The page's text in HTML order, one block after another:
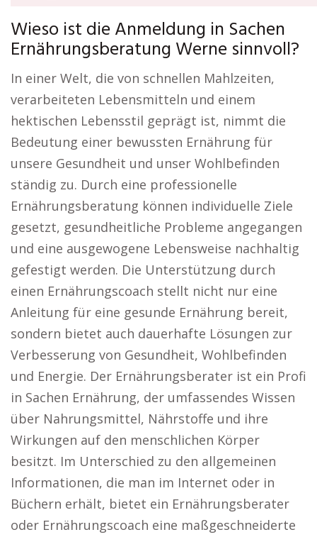
Wieso ist die Anmeldung in Sachen
Ernährungsberatung Werne sinnvoll?
In einer Welt, die von schnellen Mahlzeiten,
verarbeiteten Lebensmitteln und einem
hektischen Lebensstil geprägt ist, nimmt die
Bedeutung einer bewussten Ernährung für
unsere Gesundheit und unser Wohlbefinden
ständig zu. Durch eine professionelle
Ernährungsberatung können individuelle Ziele
gesetzt, gesundheitliche Probleme angegangen
und eine ausgewogene Lebensweise nachhaltig
gefestigt werden. Die Unterstützung durch
einen Ernährungscoach stellt nicht nur eine
Anleitung für eine gesunde Ernährung bereit,
sondern bietet auch dauerhafte Lösungen zur
Verbesserung von Gesundheit, Wohlbefinden
und Energie. Der Ernährungsberater ist ein Profi
in Sachen Ernährung, der umfassendes Wissen
über Nahrungsmittel, Nährstoffe und ihre
Wirkungen auf den menschlichen Körper
besitzt. Im Unterschied zu den allgemeinen
Informationen, die man im Internet oder in
Büchern erhält, bietet ein Ernährungsberater
oder Ernährungscoach eine maßgeschneiderte